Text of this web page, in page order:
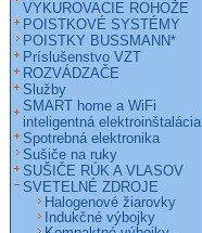
VYKUROVACIE ROHOŽE
POISTKOVÉ SYSTÉMY
POISTKY BUSSMANN*
Príslušenstvo VZT
ROZVÁDZAČE
Služby
SMART home a WiFi
inteligentná elektroinštalácia
Spotrebná elektronika
Sušiče na ruky
SUŠIČE RÚK A VLASOV
SVETELNÉ ZDROJE
Halogenové žiarovky
Indukčné výbojky